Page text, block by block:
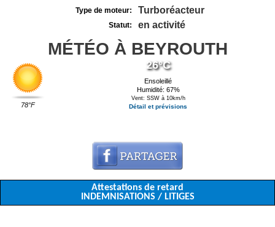
Type de moteur: Turboréacteur
Statut: en activité
MÉTÉO À BEYROUTH
78°F
26°C
Ensoleillé
Humidité: 67%
Vent: SSW à 10km/h
Détail et prévisions
Attestations de retard
INDEMNISATIONS / LITIGES